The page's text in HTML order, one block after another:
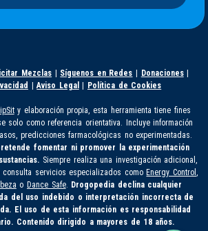
Mezclas Síguenos en Redes Donaciones|
|Aviso Legal Política de Cookies
y elaboración propia, esta herramienta tiene fines
solo como referencia orientativa. Incluye información
predicciones farmacológicas no experimentadas.
fomentar ni promover la experimentación
Siempre realiza una investigación adicional,
servicios especializados como Energy Control,
o Dance Safe. Drogopedia declina cualquier
del uso indebido o interpretación incorrecta de
El uso de esta información es responsabilidad
Contenido dirigido a mayores de 18 años.